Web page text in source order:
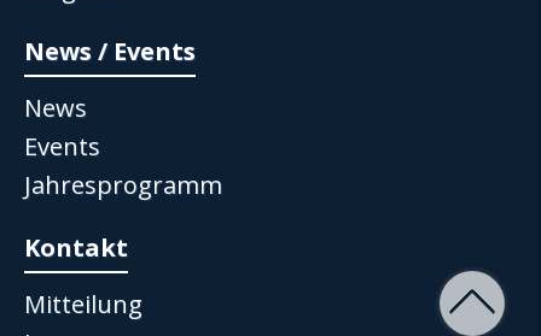
News / Events
News
Events
Jahresprogramm
Kontakt
Mitteilung